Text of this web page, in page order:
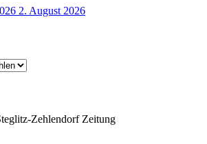
2. August 2026
Zehlendorf Zeitung